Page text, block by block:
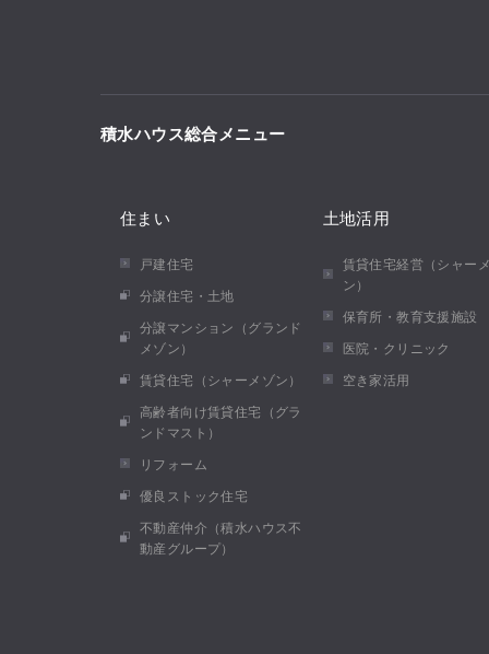
積水ハウス総合メニュー
住まい
戸建住宅
分譲住宅・土地
分譲マンション（グランド
メゾン）
賃貸住宅（シャーメゾン）
高齢者向け賃貸住宅（グラ
ンドマスト）
リフォーム
優良ストック住宅
不動産仲介（積水ハウス不
動産グループ）
土地活用
賃貸住宅経営（シャー
ン）
保育所・教育支援施設
医院・クリニック
空き家活用